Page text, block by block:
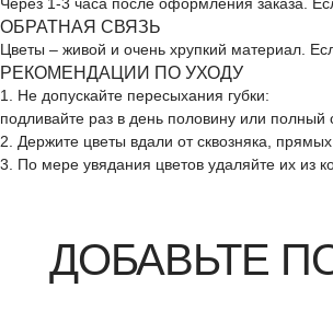
ОБРАТНАЯ СВЯЗЬ
Цветы – живой и очень хрупкий материал.
РЕКОМЕНДАЦИИ ПО УХОДУ
1. Не допускайте пересыхания губки:
подливайте раз в день половину или полный
2. Держите цветы вдали от сквозняка,
3. По мере увядания цветов удаляйте их из
ДОБАВЬТЕ